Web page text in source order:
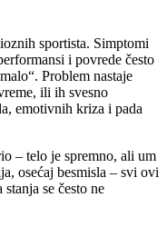
sportista. Simptomi
i povrede često
Problem nastaje
ili ih svesno
emotivnih kriza i pada
– telo je spremno, ali um
osećaj besmisla – svi ovi
se često ne